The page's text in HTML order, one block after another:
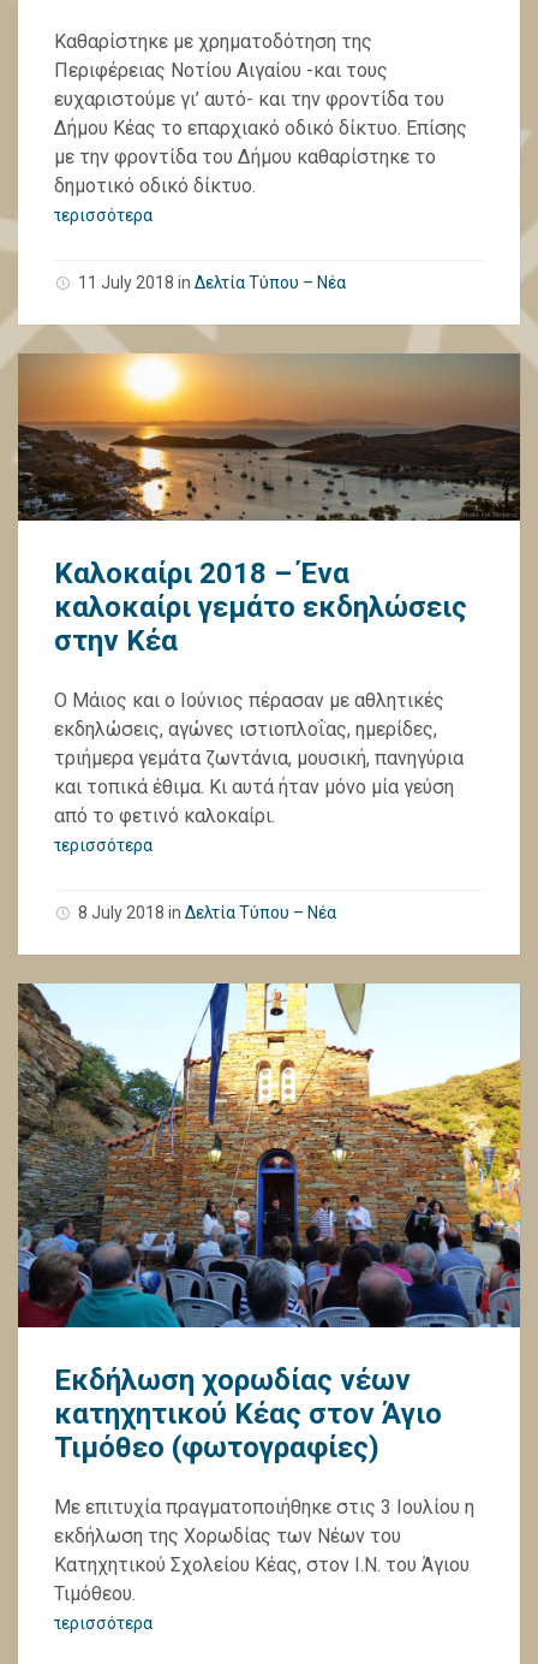
Καθαρίστηκε με χρηματοδότηση της
Περιφέρειας Νοτίου Αιγαίου -και τους
ευχαριστούμε γι’ αυτό- και την φροντίδα του
Δήμου Κέας το επαρχιακό οδικό δίκτυο. Επίσης
με την φροντίδα του Δήμου καθαρίστηκε το
δημοτικό οδικό δίκτυο.
περισσότερα
11 July 2018 in Δελτία Τύπου – Νέα
Καλοκαίρι 2018 – Ένα
καλοκαίρι γεμάτο εκδηλώσεις
στην Κέα
Ο Μάιος και ο Ιούνιος πέρασαν με αθλητικές
εκδηλώσεις, αγώνες ιστιοπλοΐας, ημερίδες,
τριήμερα γεμάτα ζωντάνια, μουσική, πανηγύρια
και τοπικά έθιμα. Κι αυτά ήταν μόνο μία γεύση
από το φετινό καλοκαίρι.
περισσότερα
8 July 2018 in Δελτία Τύπου – Νέα
Εκδήλωση χορωδίας νέων
κατηχητικού Κέας στον Άγιο
Τιμόθεο (φωτογραφίες)
Με επιτυχία πραγματοποιήθηκε στις 3 Ιουλίου η
εκδήλωση της Χορωδίας των Νέων του
Κατηχητικού Σχολείου Κέας, στον Ι.Ν. του Άγιου
Τιμόθεου.
περισσότερα